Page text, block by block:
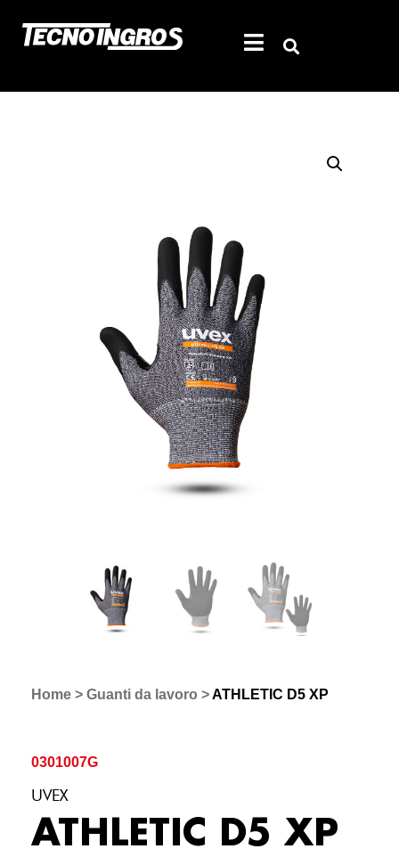
Home > Guanti da lavoro >ATHLETIC D5 XP
0301007G
UVEX
ATHLETIC D5 XP